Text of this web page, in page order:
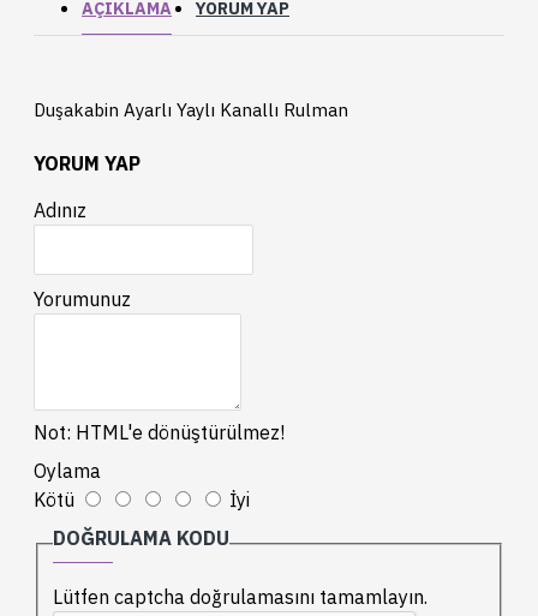
AÇIKLAMA YORUM YAP
Duşakabin Ayarlı Yaylı Kanallı Rulman
YORUM YAP
Adınız
Yorumunuz
Not: HTML'e dönüştürülmez!
Oylama
Kötü
İyi
DOĞRULAMA KODU
Lütfen captcha doğrulamasını tamamlayın.